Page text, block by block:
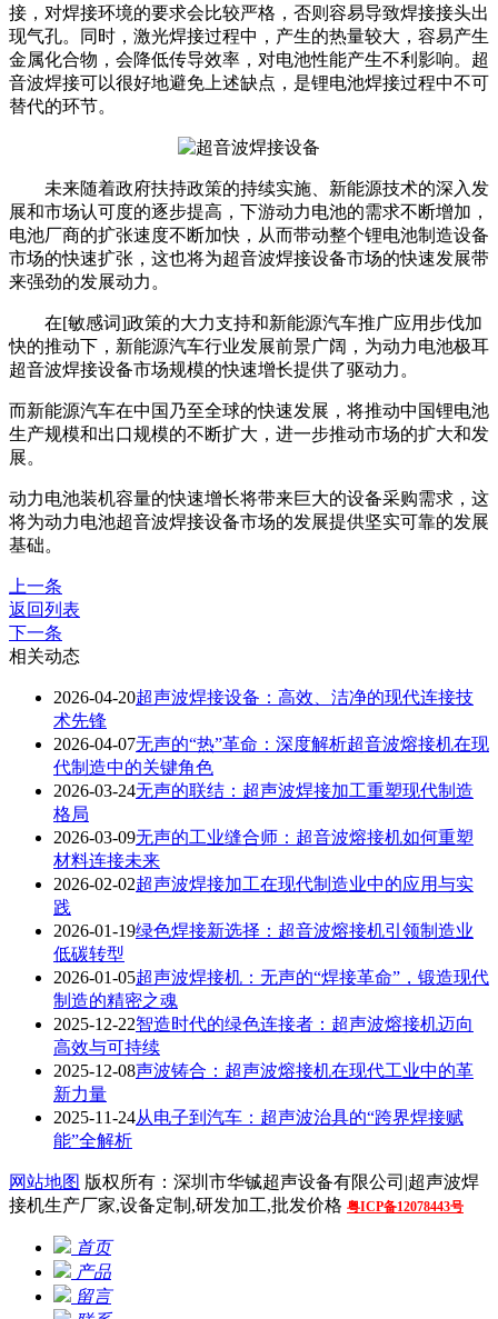
接，对焊接环境的要求会比较严格，否则容易导致焊接接头出
现气孔。同时，激光焊接过程中，产生的热量较大，容易产生
金属化合物，会降低传导效率，对电池性能产生不利影响。超
音波焊接可以很好地避免上述缺点，是锂电池焊接过程中不可
替代的环节。
未来随着政府扶持政策的持续实施、新能源技术的深入发
展和市场认可度的逐步提高，下游动力电池的需求不断增加，
电池厂商的扩张速度不断加快，从而带动整个锂电池制造设备
市场的快速扩张，这也将为超音波焊接设备市场的快速发展带
来强劲的发展动力。
在[敏感词]政策的大力支持和新能源汽车推广应用步伐加
快的推动下，新能源汽车行业发展前景广阔，为动力电池极耳
超音波焊接设备市场规模的快速增长提供了驱动力。
而新能源汽车在中国乃至全球的快速发展，将推动中国锂电池
生产规模和出口规模的不断扩大，进一步推动市场的扩大和发
展。
动力电池装机容量的快速增长将带来巨大的设备采购需求，这
将为动力电池超音波焊接设备市场的发展提供坚实可靠的发展
基础。
上一条
返回列表
下一条
相关动态
2026-04-20超声波焊接设备：高效、洁净的现代连接技
术先锋
2026-04-07无声的“热”革命：深度解析超音波熔接机在现
代制造中的关键角色
2026-03-24无声的联结：超声波焊接加工重塑现代制造
格局
2026-03-09无声的工业缝合师：超音波熔接机如何重塑
材料连接未来
2026-02-02超声波焊接加工在现代制造业中的应用与实
践
2026-01-19绿色焊接新选择：超音波熔接机引领制造业
低碳转型
2026-01-05超声波焊接机：无声的“焊接革命”，锻造现代
制造的精密之魂
2025-12-22智造时代的绿色连接者：超声波熔接机迈向
高效与可持续
2025-12-08声波铸合：超声波熔接机在现代工业中的革
新力量
2025-11-24从电子到汽车：超声波治具的“跨界焊接赋
能”全解析
网站地图 版权所有：深圳市华铖超声设备有限公司|超声波焊
接机生产厂家,设备定制,研发加工,批发价格 粤ICP备12078443号
首页
产品
留言